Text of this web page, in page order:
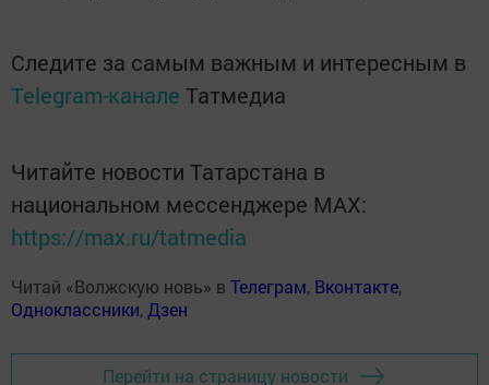
Следите за самым важным и интересным в
Telegram-канале Татмедиа
Читайте новости Татарстана в
национальном мессенджере MАХ:
https://max.ru/tatmedia
Читай «Волжскую новь» в Телеграм, Вконтакте,
Одноклассники, Дзен
Перейти на страницу новости